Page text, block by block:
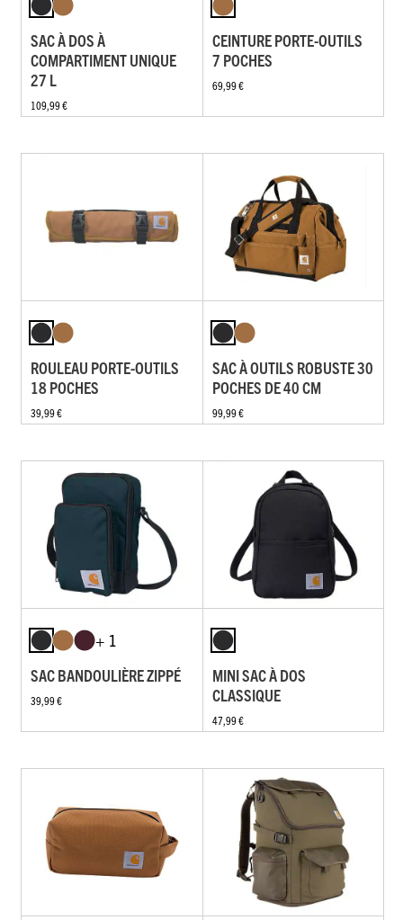
SAC À DOS À
COMPARTIMENT UNIQUE
27 L
109,99 €
CEINTURE PORTE-OUTILS
7 POCHES
69,99 €
ROULEAU PORTE-OUTILS
18 POCHES
39,99 €
SAC À OUTILS ROBUSTE 30
POCHES DE 40 CM
99,99 €
+ 1
SAC BANDOULIÈRE ZIPPÉ
39,99 €
MINI SAC À DOS
CLASSIQUE
47,99 €